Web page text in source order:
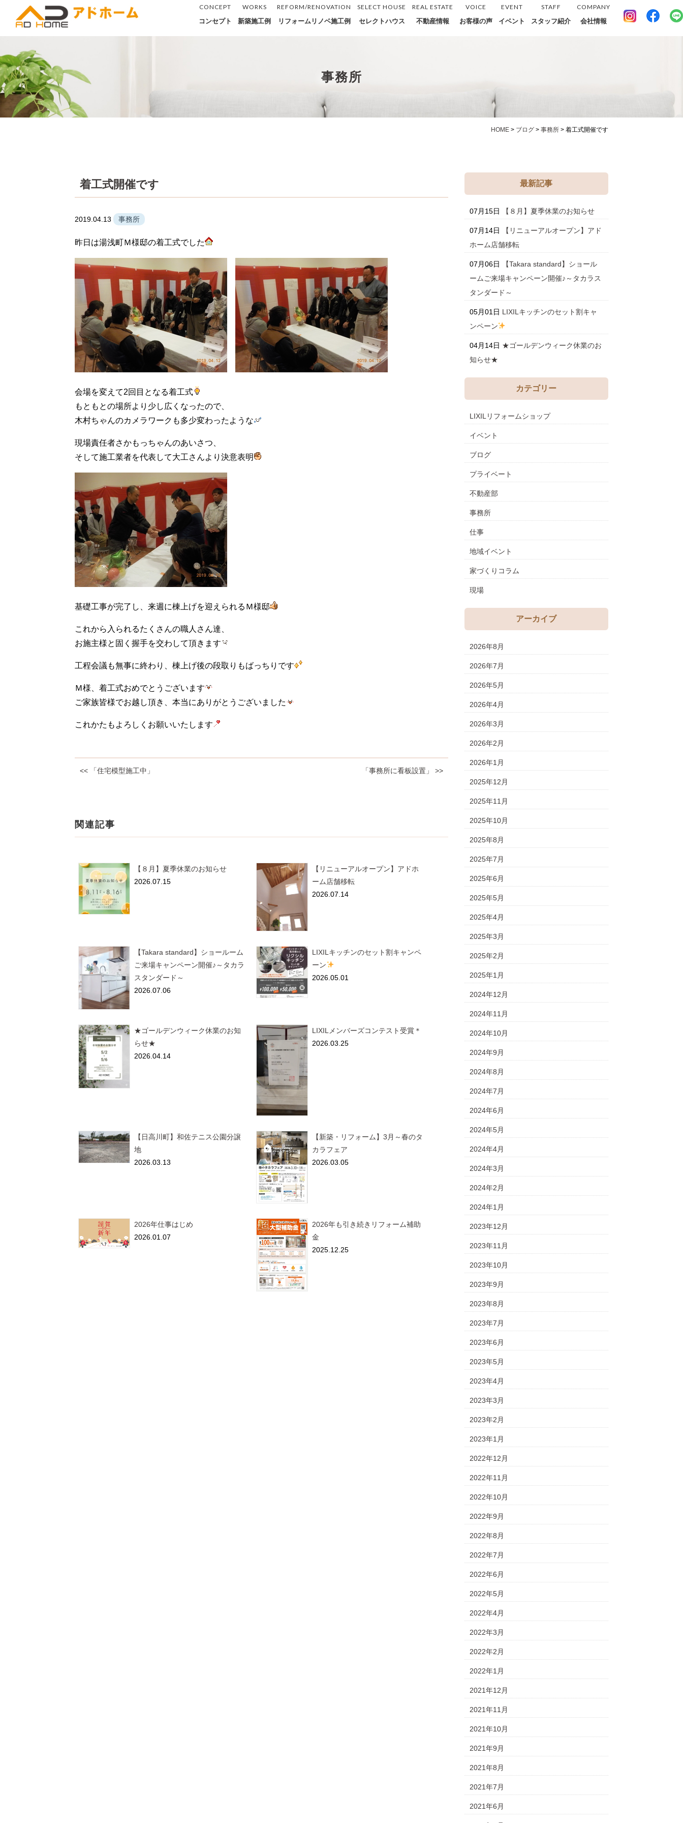
CONCEPT
コンセプト
WORKS
新築施工例
REFORM/RENOVATION
リフォームリノベ施工例
SELECT HOUSE
セレクトハウス
REAL ESTATE
不動産情報
VOICE
お客様の声
EVENT
イベント
STAFF
スタッフ紹介
COMPANY
会社情報
事務所
HOME > ブログ > 事務所 > 着工式開催です
着工式開催です
2019.04.13 事務所
昨日は湯浅町Ｍ様邸の着工式でした
会場を変えて2回目となる着工式
もともとの場所より少し広くなったので、
木村ちゃんのカメラワークも多少変わったような
現場責任者さかもっちゃんのあいさつ、
そして施工業者を代表して大工さんより決意表明
基礎工事が完了し、来週に棟上げを迎えられるＭ様邸
これから入られるたくさんの職人さん達、
お施主様と固く握手を交わして頂きます
工程会議も無事に終わり、棟上げ後の段取りもばっちりです
Ｍ様、着工式おめでとうございます
ご家族皆様でお越し頂き、本当にありがとうございました
これかたもよろしくお願いいたします
<< 「住宅模型施工中」 「事務所に看板設置」 >>
関連記事
【８月】夏季休業のお知らせ
2026.07.15
【リニューアルオープン】アドホ
ーム店舗移転
2026.07.14
【Takara standard】ショールーム
ご来場キャンペーン開催♪～タカラ
スタンダード～
2026.07.06
LIXILキッチンのセット割キャンペ
ーン
2026.05.01
★ゴールデンウィーク休業のお知
らせ★
2026.04.14
LIXILメンバーズコンテスト受賞＊
2026.03.25
【日高川町】和佐テニス公園分譲
地
2026.03.13
【新築・リフォーム】3月～春のタ
カラフェア
2026.03.05
2026年仕事はじめ
2026.01.07
2026年も引き続きリフォーム補助
金
2025.12.25
最新記事
07月15日 【８月】夏季休業のお知らせ
07月14日
【リニューアルオープン】アド
ホーム店舗移転
07月06日
【Takara standard】ショール
ームご来場キャンペーン開催♪～タカラス
タンダード～
05月01日 LIXILキッチンのセット割キャ
ンペーン
04月14日 ★ゴールデンウィーク休業のお
知らせ★
カテゴリー
LIXILリフォームショップ
イベント
ブログ
プライベート
不動産部
事務所
仕事
地域イベント
家づくりコラム
現場
アーカイブ
2026年8月
2026年7月
2026年5月
2026年4月
2026年3月
2026年2月
2026年1月
2025年12月
2025年11月
2025年10月
2025年8月
2025年7月
2025年6月
2025年5月
2025年4月
2025年3月
2025年2月
2025年1月
2024年12月
2024年11月
2024年10月
2024年9月
2024年8月
2024年7月
2024年6月
2024年5月
2024年4月
2024年3月
2024年2月
2024年1月
2023年12月
2023年11月
2023年10月
2023年9月
2023年8月
2023年7月
2023年6月
2023年5月
2023年4月
2023年3月
2023年2月
2023年1月
2022年12月
2022年11月
2022年10月
2022年9月
2022年8月
2022年7月
2022年6月
2022年5月
2022年4月
2022年3月
2022年2月
2022年1月
2021年12月
2021年11月
2021年10月
2021年9月
2021年8月
2021年7月
2021年6月